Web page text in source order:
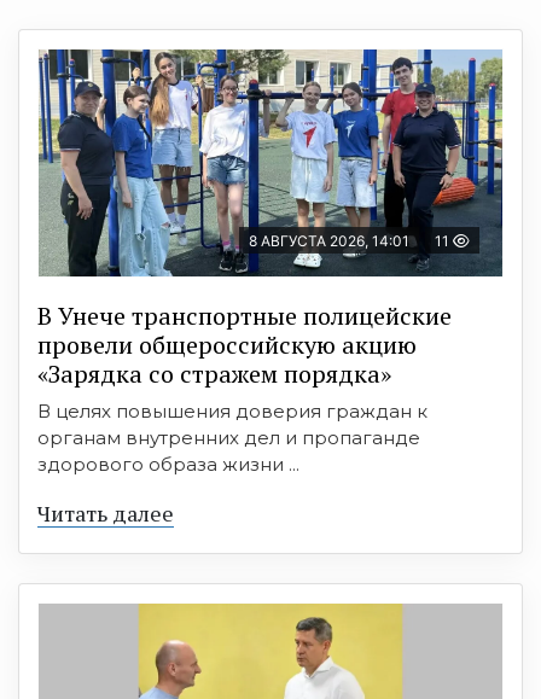
8 АВГУСТА 2026, 14:01 11
В Унече транспортные полицейские
провели общероссийскую акцию
«Зарядка со стражем порядка»
В целях повышения доверия граждан к
органам внутренних дел и пропаганде
здорового образа жизни ...
Читать далее